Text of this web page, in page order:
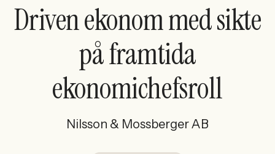
Ny här? Skapa konto
Driven ekonom med sikte
på framtida
ekonomichefsroll
Nilsson & Mossberger AB